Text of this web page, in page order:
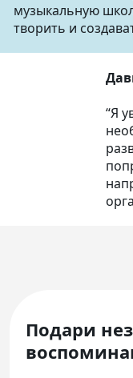
музыкальную
творить и
“Я
Подари